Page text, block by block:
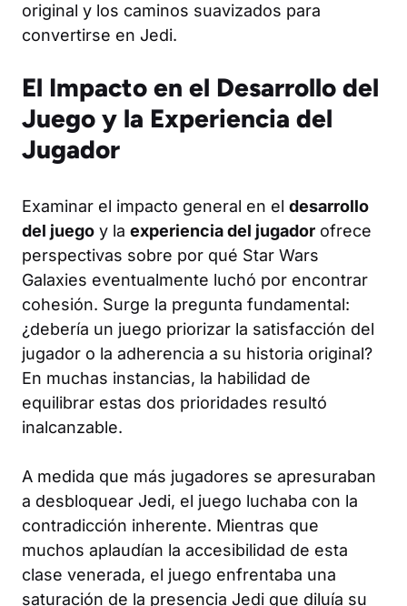
original y los caminos suavizados para
convertirse en Jedi.
El Impacto en el Desarrollo del
Juego y la Experiencia del
Jugador
Examinar el impacto general en el desarrollo
del juego y la experiencia del jugador ofrece
perspectivas sobre por qué Star Wars
Galaxies eventualmente luchó por encontrar
cohesión. Surge la pregunta fundamental:
¿debería un juego priorizar la satisfacción del
jugador o la adherencia a su historia original?
En muchas instancias, la habilidad de
equilibrar estas dos prioridades resultó
inalcanzable.
A medida que más jugadores se apresuraban
a desbloquear Jedi, el juego luchaba con la
contradicción inherente. Mientras que
muchos aplaudían la accesibilidad de esta
clase venerada, el juego enfrentaba una
saturación de la presencia Jedi que diluía su